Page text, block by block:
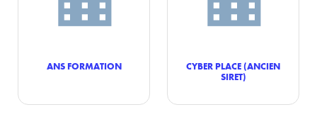
ANS FORMATION
CYBER PLACE (ANCIEN
SIRET)